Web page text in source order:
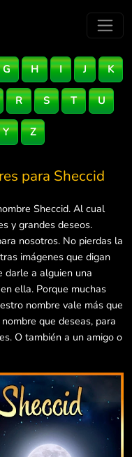
G H I J K
R S T U
Y Z
para Sheccid
Sheccid. Al cual
y grandes deseos.
nosotros. No pierdas la
imágenes que digan
darle a alguien una
ella. Porque muchas
nombre vale más que
que deseas, para
O también a un amigo o